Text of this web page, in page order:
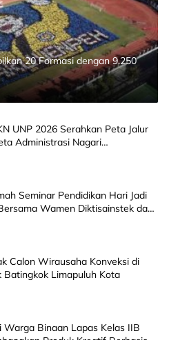
20 Formasi dengan 9.250
UNP 2026 Serahkan Peta Jalur
Administrasi Nagari
Seminar Pendidikan Hari Jadi
Wamen Diktisainstek dan
Calon Wirausaha Konveksi di
Batingkok Limapuluh Kota
Warga Binaan Lapas Kelas IIB